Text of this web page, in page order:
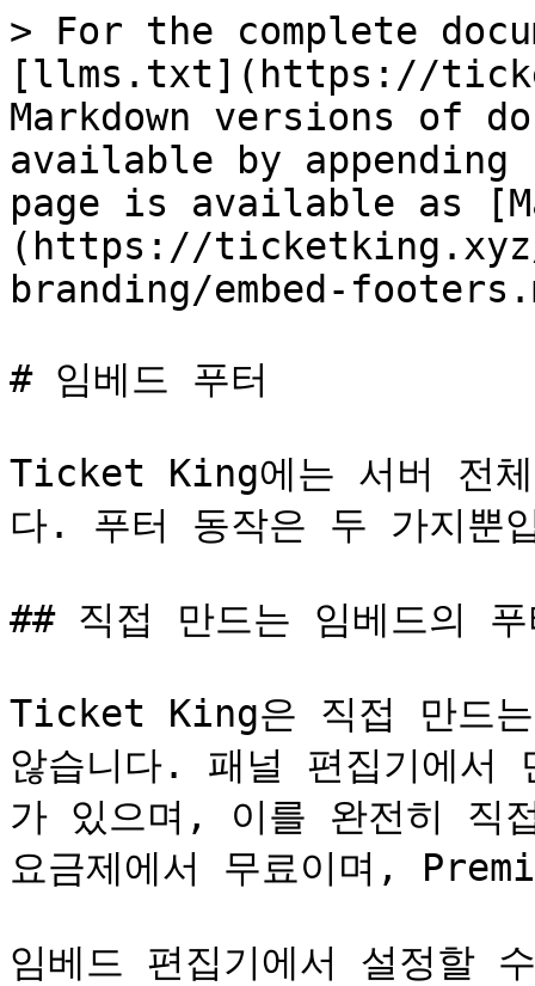
> For the complete
[llms.txt](https://
Markdown versions of
available by
page is available as
(https://ticketking.xyz/
branding/embed-
# 임베드 푸터
Ticket King에는 서버 전체
다. 푸터 동작은 두 가지뿐
## 직접 만드는 임베드의
Ticket King은 직접 만드는
않습니다. 패널 편집기에서
가 있으며, 이를 완전히 직
요금제에서 무료이며,
임베드 편집기에서 설정할